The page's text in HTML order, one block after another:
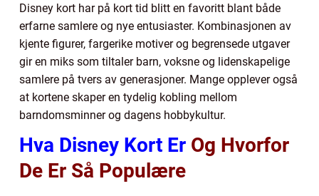
Disney kort har på kort tid blitt en favoritt blant både
erfarne samlere og nye entusiaster. Kombinasjonen av
kjente figurer, fargerike motiver og begrensede utgaver
gir en miks som tiltaler barn, voksne og lidenskapelige
samlere på tvers av generasjoner. Mange opplever også
at kortene skaper en tydelig kobling mellom
barndomsminner og dagens hobbykultur.
Hva Disney Kort Er Og Hvorfor
De Er Så Populære